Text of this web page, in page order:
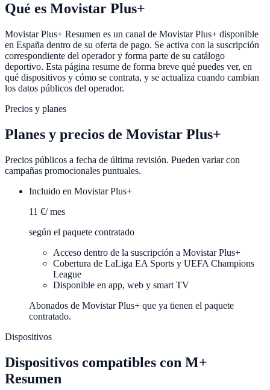
Qué es Movistar Plus+
Movistar Plus+ Resumen es un canal de Movistar Plus+ disponible
en España dentro de su oferta de pago. Se activa con la suscripción
correspondiente del operador y forma parte de su catálogo
deportivo. Esta página resume de forma breve qué puedes ver, en
qué dispositivos y cómo se contrata, y se actualiza cuando cambian
los datos públicos del operador.
Precios y planes
Planes y precios de Movistar Plus+
Precios públicos a fecha de última revisión. Pueden variar con
campañas promocionales puntuales.
Incluido en Movistar Plus+
11 €/ mes
según el paquete contratado
Acceso dentro de la suscripción a Movistar Plus+
Cobertura de LaLiga EA Sports y UEFA Champions
League
Disponible en app, web y smart TV
Abonados de Movistar Plus+ que ya tienen el paquete
contratado.
Dispositivos
Dispositivos compatibles con M+
Resumen